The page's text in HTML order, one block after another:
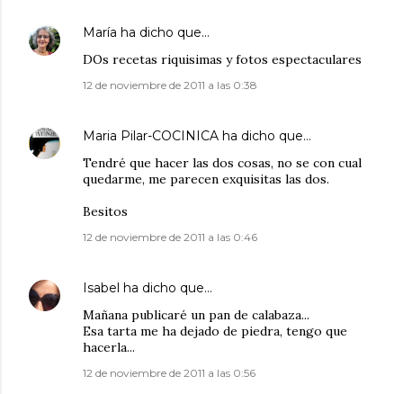
María ha dicho que…
DOs recetas riquisimas y fotos espectaculares
12 de noviembre de 2011 a las 0:38
Maria Pilar-COCINICA ha dicho que…
Tendré que hacer las dos cosas, no se con cual
quedarme, me parecen exquisitas las dos.
Besitos
12 de noviembre de 2011 a las 0:46
Isabel ha dicho que…
Mañana publicaré un pan de calabaza...
Esa tarta me ha dejado de piedra, tengo que
hacerla...
12 de noviembre de 2011 a las 0:56